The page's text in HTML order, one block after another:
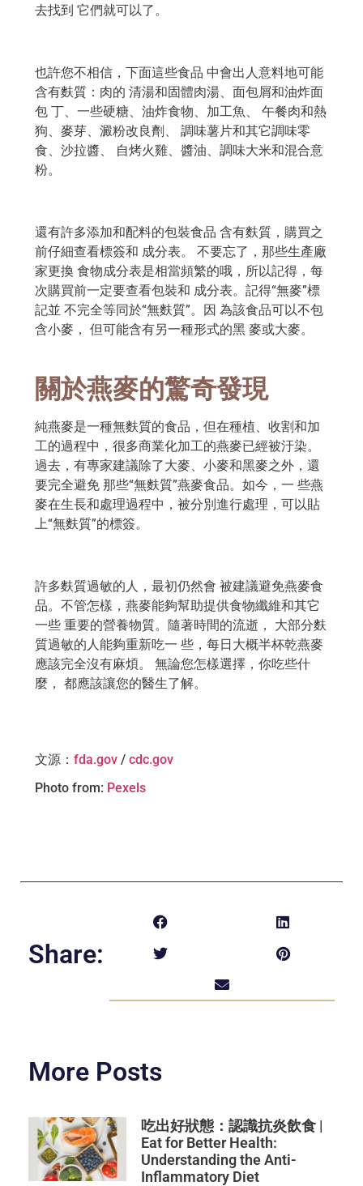
去找到 它們就可以了。
也許您不相信，下面這些食品 中會出人意料地可能
含有麩質：肉的 清湯和固體肉湯、面包屑和油炸面
包 丁、一些硬糖、油炸食物、加工魚、 午餐肉和熱
狗、麥芽、澱粉改良劑、 調味薯片和其它調味零
食、沙拉醬、 自烤火雞、醬油、調味大米和混合意
粉。
還有許多添加和配料的包裝食品 含有麩質，購買之
前仔細查看標簽和 成分表。 不要忘了，那些生產廠
家更換 食物成分表是相當頻繁的哦，所以記得，每
次購買前一定要查看包裝和 成分表。記得“無麥”標
記並 不完全等同於“無麩質”。因 為該食品可以不包
含小麥， 但可能含有另一種形式的黑 麥或大麥。
關於燕麥的驚奇發現
純燕麥是一種無麩質的食品，但在種植、收割和加
工的過程中，很多商業化加工的燕麥已經被汙染。
過去，有專家建議除了大麥、小麥和黑麥之外，還
要完全避免 那些“無麩質”燕麥食品。如今，一 些燕
麥在生長和處理過程中，被分別進行處理，可以貼
上“無麩質”的標簽。
許多麩質過敏的人，最初仍然會 被建議避免燕麥食
品。不管怎樣，燕麥能夠幫助提供食物纖維和其它
一些 重要的營養物質。隨著時間的流逝， 大部分麩
質過敏的人能夠重新吃一 些，每日大概半杯乾燕麥
應該完全沒有麻煩。 無論您怎樣選擇，你吃些什
麼， 都應該讓您的醫生了解。
文源： fda.gov/ cdc.gov
Photo from: Pexels
Share:
More Posts
吃出好狀態：認識抗炎飲食 |
Eat for Better Health:
Understanding the Anti-
Inflammatory Diet